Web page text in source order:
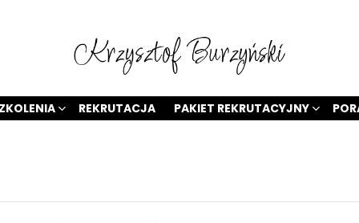
REKRUTACJA PAKIET REKRUTACYJNY